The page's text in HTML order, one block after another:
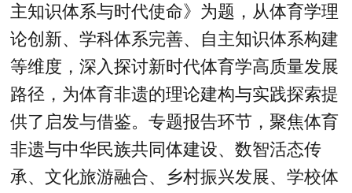
主知识体系与时代使命》为题，从体育学理
论创新、学科体系完善、自主知识体系构建
等维度，深入探讨新时代体育学高质量发展
路径，为体育非遗的理论建构与实践探索提
供了启发与借鉴。专题报告环节，聚焦体育
非遗与中华民族共同体建设、数智活态传
承、文化旅游融合、乡村振兴发展、学校体